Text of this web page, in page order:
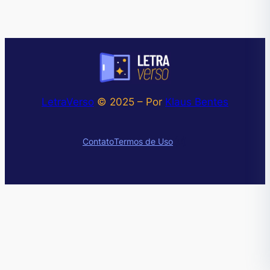
LetraVerso © 2025 – Por Klaus Bentes
ContatoTermos de UsoInstagram